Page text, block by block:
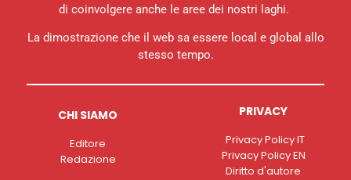
di coinvolgere anche le aree dei nostri laghi.
La dimostrazione che il web sa essere local e global allo
stesso tempo.
CHI SIAMO
Editore
Redazione
PRIVACY
Privacy Policy IT
Privacy Policy EN
Diritto d'autore